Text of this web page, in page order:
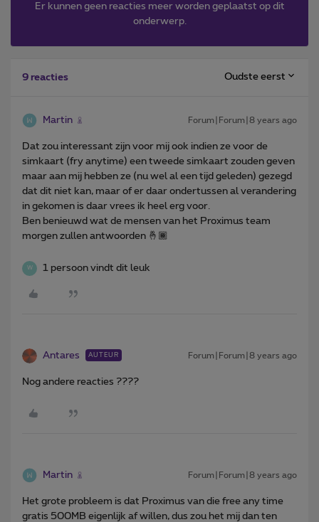
Er kunnen geen reacties meer worden geplaatst op dit
onderwerp.
9 reacties Oudste eerst
Martin Forum|Forum|8 years ago
Dat zou interessant zijn voor mij ook indien ze voor de
simkaart (fry anytime) een tweede simkaart zouden geven
maar aan mij hebben ze (nu wel al een tijd geleden) gezegd
dat dit niet kan, maar of er daar ondertussen al verandering
in gekomen is daar vrees ik heel erg voor.
Ben benieuwd wat de mensen van het Proximus team
morgen zullen antwoorden 🤞🏾
W 1 persoon vindt dit leuk
Antares AUTEUR Forum|Forum|8 years ago
Nog andere reacties ????
Martin Forum|Forum|8 years ago
Het grote probleem is dat Proximus van die free any time
gratis 500MB eigenlijk af willen, dus zou het mij dan ten